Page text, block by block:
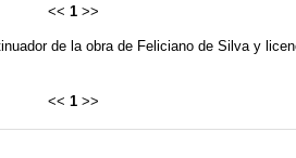
<< 1>>
de la obra de Feliciano de Silva y
<< 1>>